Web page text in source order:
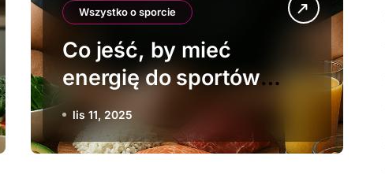
Wszystko o sporcie
Co jeść, by mieć
energię do sportów
ekstremalnych
lis 11, 2025